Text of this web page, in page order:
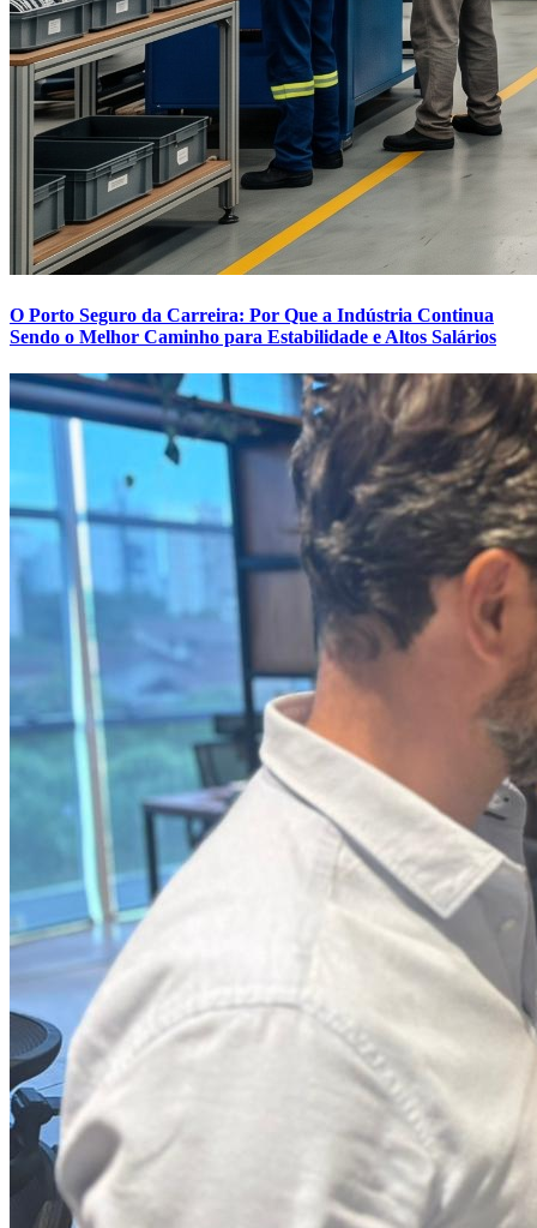
O Porto Seguro da Carreira: Por Que a Indústria Continua
Sendo o Melhor Caminho para Estabilidade e Altos Salários